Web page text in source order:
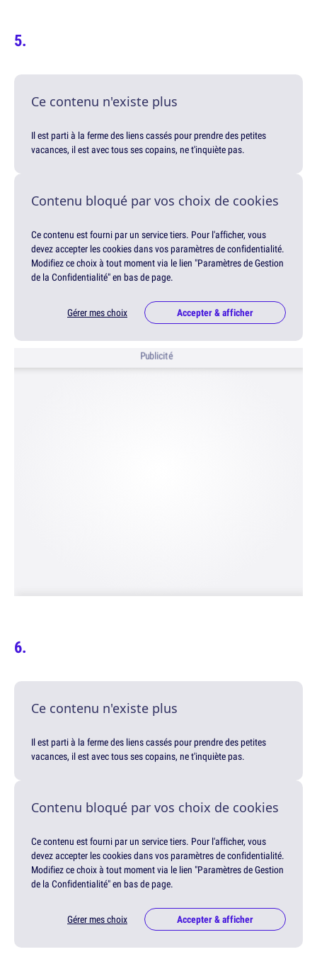
Ce contenu n'existe plus
Il est parti à la ferme des liens cassés pour prendre des petites
vacances, il est avec tous ses copains, ne t'inquiète pas.
Contenu bloqué par vos choix de cookies
Ce contenu est fourni par un service tiers. Pour l'afficher, vous
devez accepter les cookies dans vos paramètres de confidentialité.
Modifiez ce choix à tout moment via le lien "Paramètres de Gestion
de la Confidentialité" en bas de page.
Gérer mes choix Accepter & afficher
Publicité
Ce contenu n'existe plus
Il est parti à la ferme des liens cassés pour prendre des petites
vacances, il est avec tous ses copains, ne t'inquiète pas.
Contenu bloqué par vos choix de cookies
Ce contenu est fourni par un service tiers. Pour l'afficher, vous
devez accepter les cookies dans vos paramètres de confidentialité.
Modifiez ce choix à tout moment via le lien "Paramètres de Gestion
de la Confidentialité" en bas de page.
Gérer mes choix Accepter & afficher